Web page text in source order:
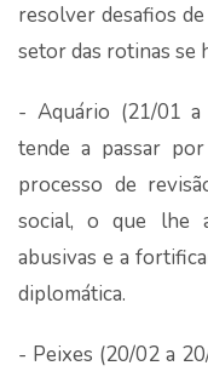
resolver desafios
setor das rotinas se
- Aquário (21/01 a
tende a passar
processo de
social, o que lhe
abusivas e a
diplomática.
- Peixes (20/02 a